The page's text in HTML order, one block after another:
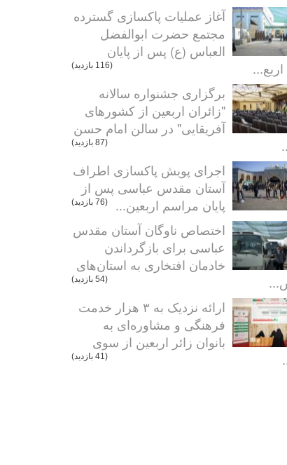
آغاز عملیات پاکسازی گسترده
مجتمع حضرت ابوالفضل
العباس (ع) پس از پایان
(116 بازدید)
برگزاری جشنواره سالانه
"زائران اربعین از کشورهای
آفریقایی" در سالن امام حسن
(87 بازدید)
اجرای پویش پاکسازی اطراف
آستان مقدس عباسی پس از
پایان مراسم اربعین...
(76 بازدید)
اختصاص ناوگان آستان مقدس
عباسی برای بازگرداندن
خادمان افتخاری به استان‌های
(54 بازدید)
ارائه نزدیک به ۳ هزار خدمت
فرهنگی و مشاوره‌ای به
بانوان زائر اربعین از سوی
(41 بازدید)